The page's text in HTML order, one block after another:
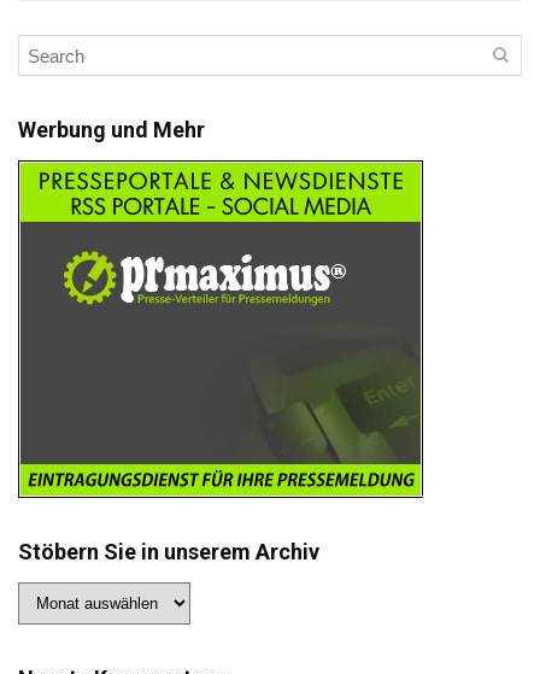
Werbung und Mehr
Stöbern Sie in unserem Archiv
Sie